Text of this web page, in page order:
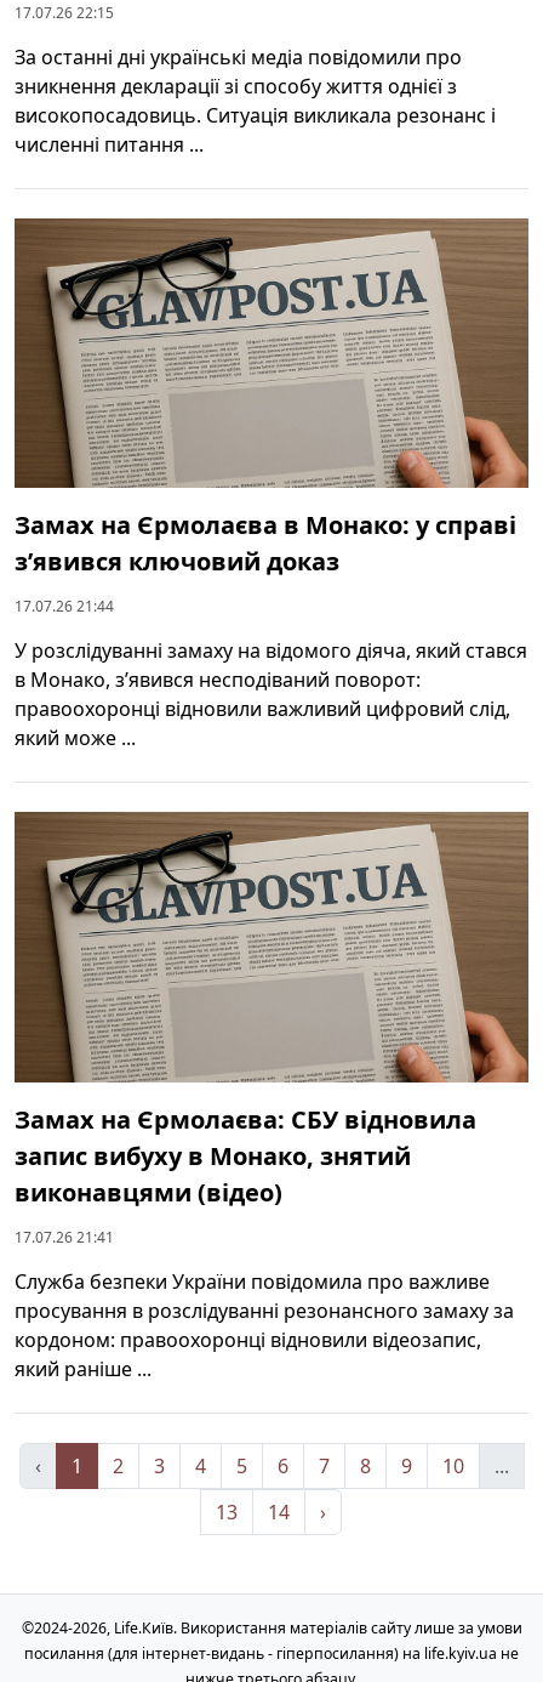
17.07.26 22:15
За останні дні українські медіа повідомили про
зникнення декларації зі способу життя однієї з
високопосадовиць. Ситуація викликала резонанс і
численні питання ...
Замах на Єрмолаєва в Монако: у справі
з’явився ключовий доказ
17.07.26 21:44
У розслідуванні замаху на відомого діяча, який стався
в Монако, з’явився несподіваний поворот:
правоохоронці відновили важливий цифровий слід,
який може ...
Замах на Єрмолаєва: СБУ відновила
запис вибуху в Монако, знятий
виконавцями (відео)
17.07.26 21:41
Служба безпеки України повідомила про важливе
просування в розслідуванні резонансного замаху за
кордоном: правоохоронці відновили відеозапис,
який раніше ...
‹ 1 2 3 4 5 6 7 8 9 10
...
13
14 ›
©2024-2026, Life.Київ. Використання матеріалів сайту лише за умови
посилання (для інтернет-видань - гіперпосилання) на life.kyiv.ua не